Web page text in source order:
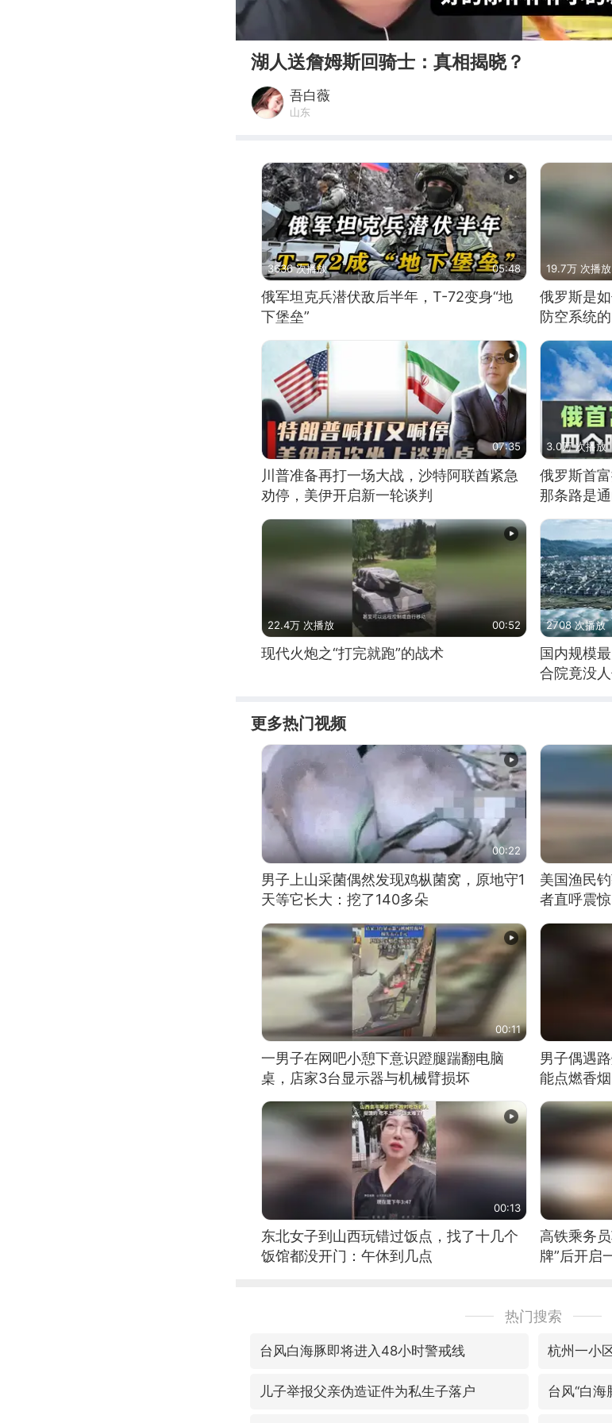
湖人送詹姆斯回骑士：真相揭晓？
吾白薇
山东
3636 次播放 05:48
俄军坦克兵潜伏敌后半年，T-72变身“地
下堡垒”
19.7万 次播放
俄罗斯是
防空系统的
07:35
川普准备再打一场大战，沙特阿联酋紧急
劝停，美伊开启新一轮谈判
3.0万 次播放
俄罗斯首
那条路是
22.4万 次播放 00:52
现代火炮之“打完就跑”的战术
2708 次播放
国内规模
合院竟没
更多热门视频
00:22
男子上山采菌偶然发现鸡枞菌窝，原地守1
天等它长大：挖了140多朵
美国渔民
者直呼震
00:11
一男子在网吧小憩下意识蹬腿踹翻电脑
桌，店家3台显示器与机械臂损坏
男子偶遇
能点燃香
00:13
东北女子到山西玩错过饭点，找了十几个
饭馆都没开门：午休到几点
高铁乘务
牌”后开启
热门搜索
台风白海豚即将进入48小时警戒线 杭州一小
儿子举报父亲伪造证件为私生子落户 台风“白海